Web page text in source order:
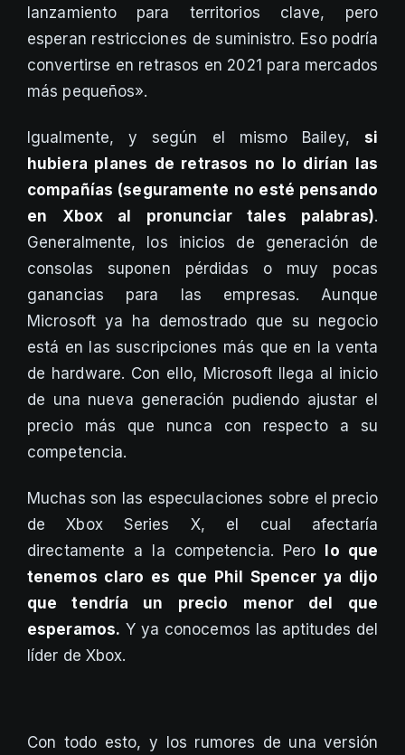
lanzamiento para territorios clave, pero
esperan restricciones de suministro. Eso podría
convertirse en retrasos en 2021 para mercados
más pequeños».
Igualmente, y según el mismo Bailey, si
hubiera planes de retrasos no lo dirían las
compañías (seguramente no esté pensando
en Xbox al pronunciar tales palabras).
Generalmente, los inicios de generación de
consolas suponen pérdidas o muy pocas
ganancias para las empresas. Aunque
Microsoft ya ha demostrado que su negocio
está en las suscripciones más que en la venta
de hardware. Con ello, Microsoft llega al inicio
de una nueva generación pudiendo ajustar el
precio más que nunca con respecto a su
competencia.
Muchas son las especulaciones sobre el precio
de Xbox Series X, el cual afectaría
directamente a la competencia. Pero lo que
tenemos claro es que Phil Spencer ya dijo
que tendría un precio menor del que
esperamos. Y ya conocemos las aptitudes del
líder de Xbox.
Con todo esto, y los rumores de una versión